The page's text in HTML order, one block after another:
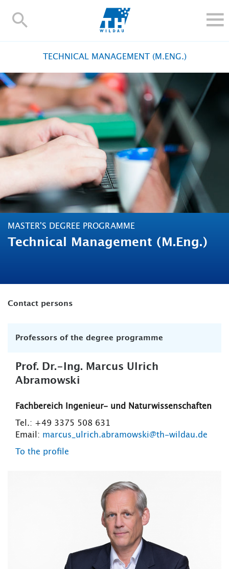
TH-
ALUMNI
UNIVERSITY
INTERNATIONAL
Contact and directions Webmail Moodle
TH Online-Portal Deutsch
TECHNICAL MANAGEMENT (M.ENG.)
MASTER'S DEGREE PROGRAMME
Technical Management (M.Eng.)
Contact persons
Professors of the degree programme
Prof. Dr.-Ing. Marcus Ulrich
Abramowski
Fachbereich Ingenieur- und Naturwissenschaften
Tel.: +49 3375 508 631
Email: marcus_ulrich.abramowski@th-wildau.de
To the profile